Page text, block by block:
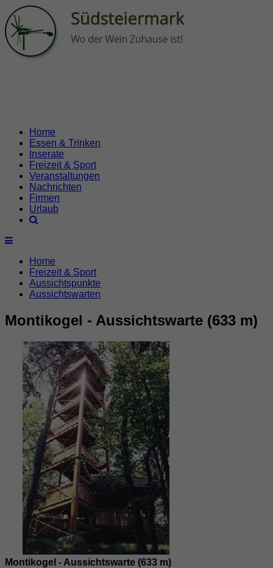
Home
Essen & Trinken
Inserate
Freizeit & Sport
Veranstaltungen
Nachrichten
Firmen
Urlaub
Home
Freizeit & Sport
Aussichtspunkte
Aussichtswarten
Montikogel - Aussichtswarte (633 m)
Montikogel - Aussichtswarte (633 m)